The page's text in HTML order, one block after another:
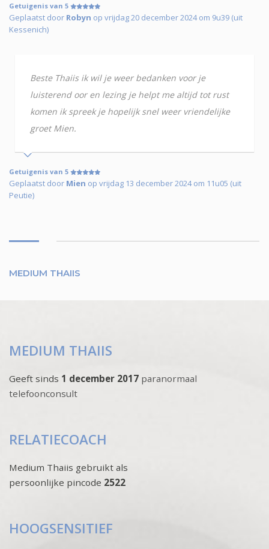
Getuigenis van 5
Geplaatst door Robyn op vrijdag 20 december 2024 om 9u39 (uit
Kessenich)
Beste Thaiis ik wil je weer bedanken voor je
luisterend oor en lezing je helpt me altijd tot rust
komen ik spreek je hopelijk snel weer vriendelijke
groet Mien.
Getuigenis van 5
Geplaatst door Mien op vrijdag 13 december 2024 om 11u05 (uit
Peutie)
MEDIUM THAIIS
MEDIUM THAIIS
Geeft sinds 1 december 2017 paranormaal
telefoonconsult
RELATIECOACH
Medium Thaiis gebruikt als
persoonlijke pincode 2522
HOOGSENSITIEF